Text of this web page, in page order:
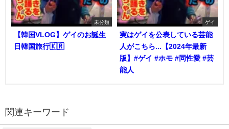
未分類
【韓国VLOG】ゲイのお誕生
日韓国旅行🇰🇷
ゲイ
実はゲイを公表している芸能
人がこちら...【2024年最新
版】#ゲイ #ホモ #同性愛 #芸
能人
関連キーワード